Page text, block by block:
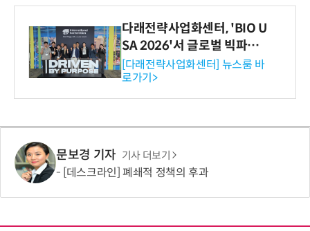
다래전략사업화센터, 'BIO U
SA 2026'서 글로벌 빅파마
와의 비즈니스 미팅 지원…K
-바이오 해외 진출 교두보 확
보
[다래전략사업화센터] 뉴스룸 바
로가기>
문보경 기자 기사 더보기
[데스크라인] 폐쇄적 정책의 후과